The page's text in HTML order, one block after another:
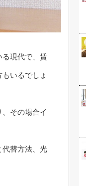
る現代で、賃
いるでしょ
その場合イ
代替方法、光